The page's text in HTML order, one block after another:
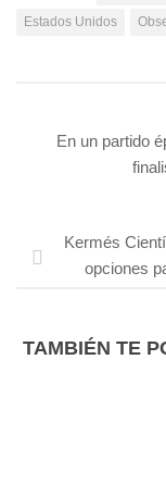
Estados Unidos
En un partido
Kermés
opciones
TAMBIÉN TE